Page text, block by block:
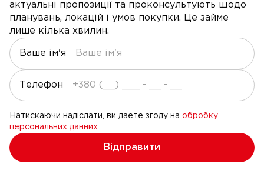
актуальні пропозиції та проконсультують щодо
планувань, локацій і умов покупки. Це займе
лише кілька хвилин.
Ваше ім'я
Телефон
Натискаючи надіслати, ви даете згоду на обробку
персональних данних
Відправити